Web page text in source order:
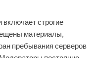
включает строгие
материалы,
пребывания серверов